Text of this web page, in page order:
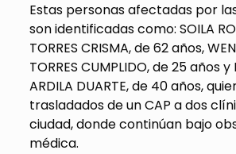
Estas personas afectadas por
son identificadas como: SOILA
TORRES CRISMA, de 62 años,
TORRES CUMPLIDO, de 25 años y
ARDILA DUARTE, de 40 años,
trasladados de un CAP a dos
ciudad, donde continúan bajo
médica.